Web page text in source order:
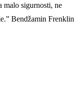
malo sigurnosti, ne
Bendžamin Frenklin